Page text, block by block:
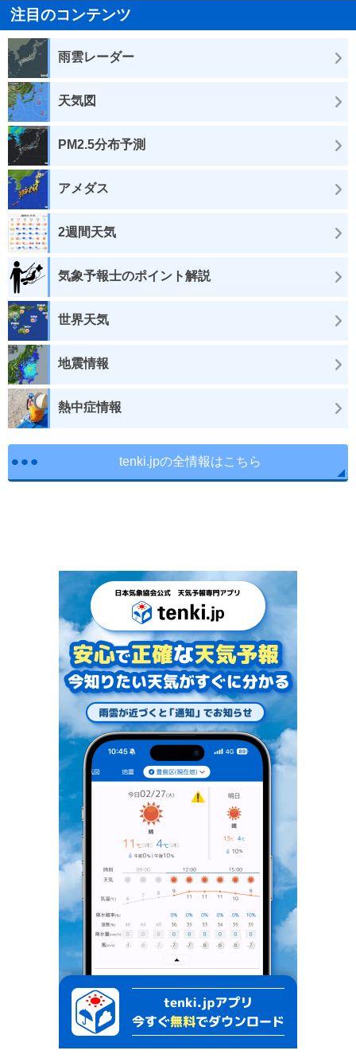
注目のコンテンツ
雨雲レーダー
天気図
PM2.5分布予測
アメダス
2週間天気
気象予報士のポイント解説
世界天気
地震情報
熱中症情報
tenki.jpの全情報はこちら